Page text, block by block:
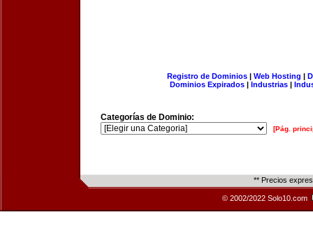
Registro de Dominios| Web Hosting |
Dominios Expirados | Industrias |
Categorías de Dominio:
[Pág.
** Precios
© 2002/2022 Solo10.com